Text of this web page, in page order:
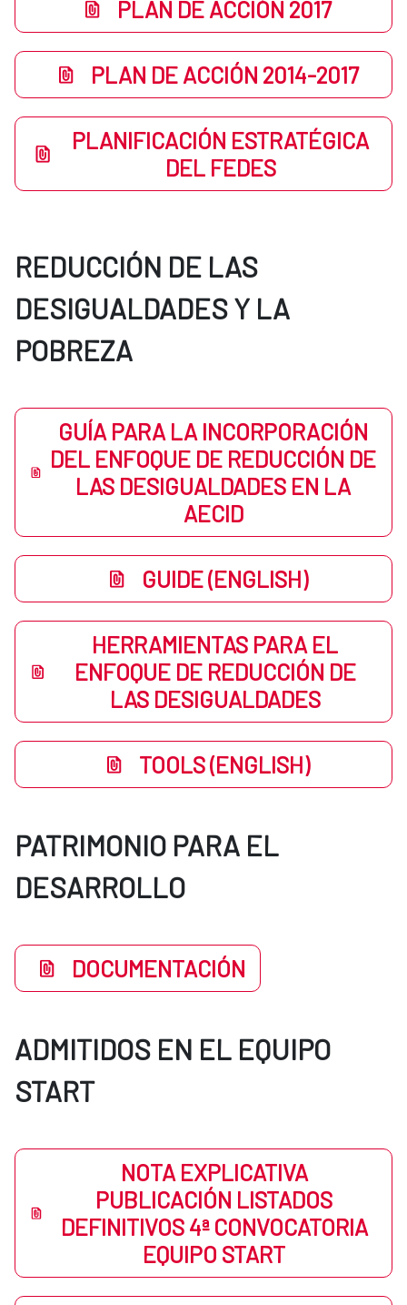
PLAN DE ACCIÓN 2017
PLAN DE ACCIÓN 2014-2017
PLANIFICACIÓN ESTRATÉGICA
DEL FEDES
REDUCCIÓN DE LAS
DESIGUALDADES Y LA
POBREZA
GUÍA PARA LA INCORPORACIÓN
DEL ENFOQUE DE REDUCCIÓN DE
LAS DESIGUALDADES EN LA
AECID
GUIDE (ENGLISH)
HERRAMIENTAS PARA EL
ENFOQUE DE REDUCCIÓN DE
LAS DESIGUALDADES
TOOLS (ENGLISH)
PATRIMONIO PARA EL
DESARROLLO
DOCUMENTACIÓN
ADMITIDOS EN EL EQUIPO
START
NOTA EXPLICATIVA
PUBLICACIÓN LISTADOS
DEFINITIVOS 4ª CONVOCATORIA
EQUIPO START